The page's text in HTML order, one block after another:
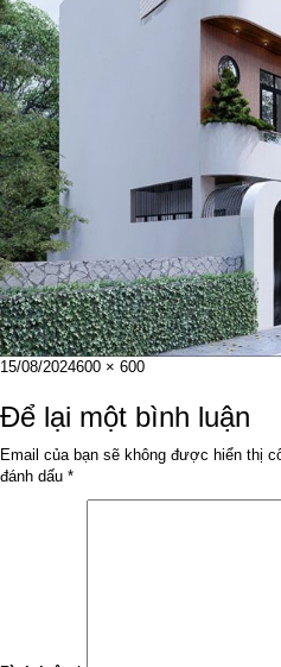
Đăng
ngày
15/08/2024Kích
đầy
đủ
600 × 600
Để lại một bình luận
Email của bạn sẽ không được hiển thị
đánh dấu *